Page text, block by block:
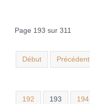
Page 193 sur 311
Début Précédent
192 193 194